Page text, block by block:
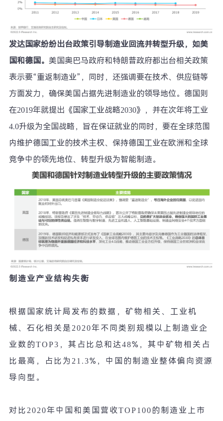
发达国家纷纷出台政策引导制造业回流并转型升级，如美
国和德国。 美国奥巴马政府和特朗普政府都出台相关政策
表示要“重返制造业” ，同时，还强调要在技术、供应链等
方面发力，确保美国占据先进制造业的领导地位。德国则
在2019年就提出《国家工业战略2030》，并在次年将工业
4.0升级为全国战略，旨在保证就业的同时，要在全球范围
内维护德国工业的技术主权、保持德国工业在欧洲和全球
竞争中的领先地位、转型升级为智能制造。
制造业产业结构失衡
根据国家统计局发布的数据，矿物相关、工业机
械、石化相关是2020年不同类别规模以上制造业企
业数的TOP3 ，其占比总和达48% ，其中矿物相关占
比最高，占比为 21.3% ，中国的制造业整体偏向资源
导向型。
对比2020年中国和美国营收TOP100的制造业上市